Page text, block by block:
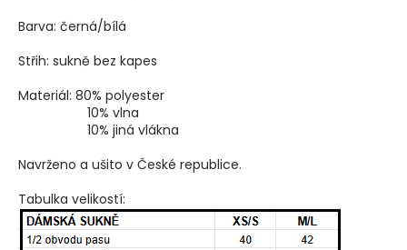
Barva: černá/bílá
Střih: sukně bez kapes
Materiál: 80% polyester
10% vlna
10% jiná vlákna
Navrženo a ušito v České republice.
Tabulka velikostí: